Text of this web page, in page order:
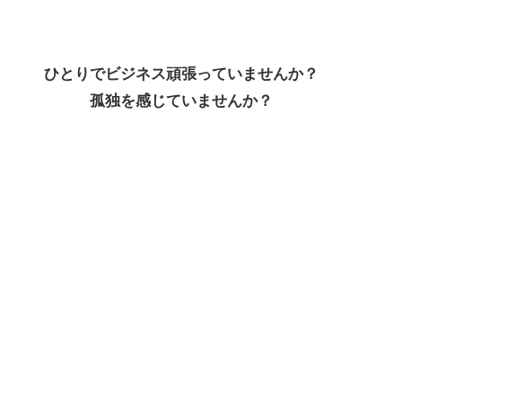
ひとりでビジネス頑張っていませんか？
孤独を感じていませんか？